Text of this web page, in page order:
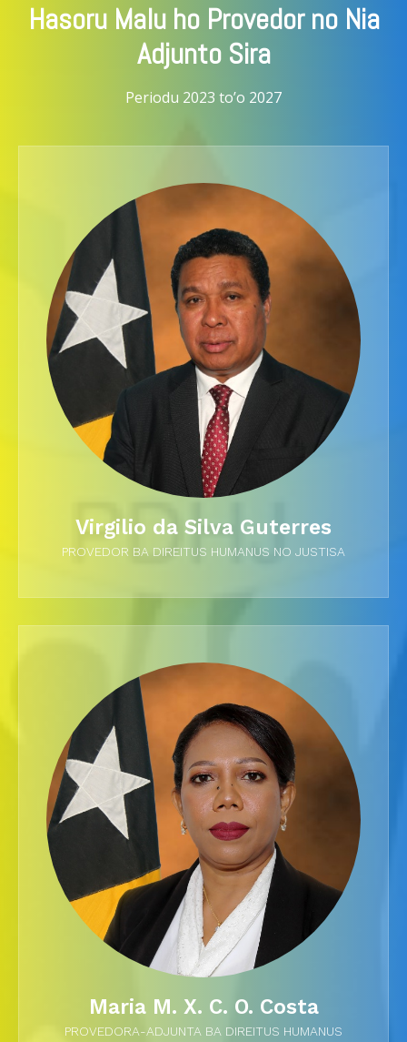
Hasoru Malu ho Provedor no Nia
Adjunto Sira
Periodu 2023 to’o 2027
Virgilio da Silva Guterres
PROVEDOR BA DIREITUS HUMANUS NO JUSTISA
Maria M. X. C. O. Costa
PROVEDORA-ADJUNTA BA DIREITUS HUMANUS